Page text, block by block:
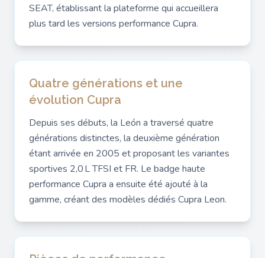
SEAT, établissant la plateforme qui accueillera
plus tard les versions performance Cupra.
Quatre générations et une
évolution Cupra
Depuis ses débuts, la León a traversé quatre
générations distinctes, la deuxième génération
étant arrivée en 2005 et proposant les variantes
sportives 2,0 L TFSI et FR. Le badge haute
performance Cupra a ensuite été ajouté à la
gamme, créant des modèles dédiés Cupra Leon.